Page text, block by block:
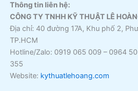
Thông tin liên hệ:
CÔNG TY TNHH KỸ THUẬT LÊ
Địa chỉ: 40 đường 17A, Khu phố 2,
TP.HCM
Hotline/Zalo: 0919 065 009 – 0964
355
Website: kythuatlehoang.com